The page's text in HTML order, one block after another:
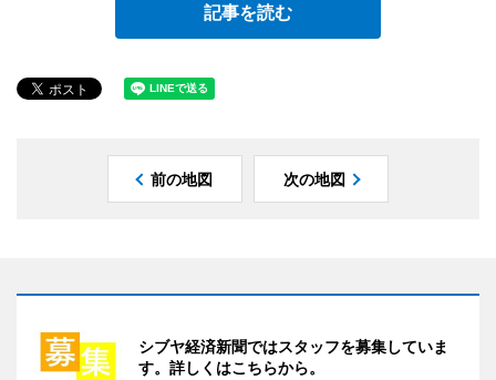
記事を読む
前の地図 次の地図
シブヤ経済新聞ではスタッフを募集していま
す。詳しくはこちらから。